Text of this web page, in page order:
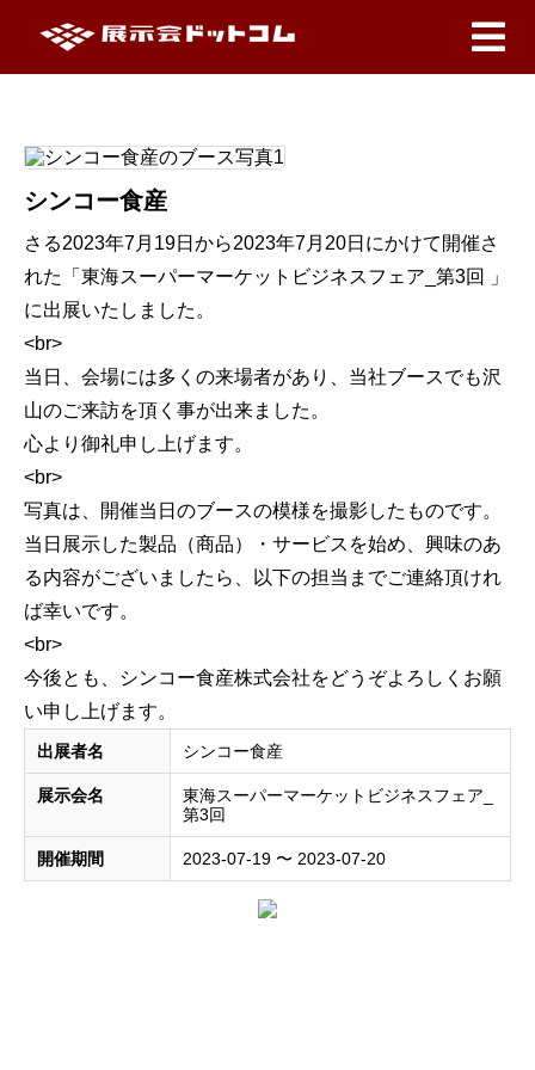
シンコー食産
さる2023年7月19日から2023年7月20日にかけて開催さ
れた「東海スーパーマーケットビジネスフェア_第3回 」
に出展いたしました。
<br>
当日、会場には多くの来場者があり、当社ブースでも沢
山のご来訪を頂く事が出来ました。
心より御礼申し上げます。
<br>
写真は、開催当日のブースの模様を撮影したものです。
当日展示した製品（商品）・サービスを始め、興味のあ
る内容がございましたら、以下の担当までご連絡頂けれ
ば幸いです。
<br>
今後とも、シンコー食産株式会社をどうぞよろしくお願
い申し上げます。
出展者名 シンコー食産
展示会名
東海スーパーマーケットビジネスフェア_
第3回
開催期間 2023-07-19 〜 2023-07-20